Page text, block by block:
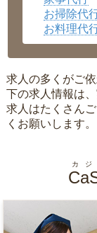
お掃除代
お料理代
求人の多くがご
下の求人情報は
求人はたくさん
くお願いします。
カジ